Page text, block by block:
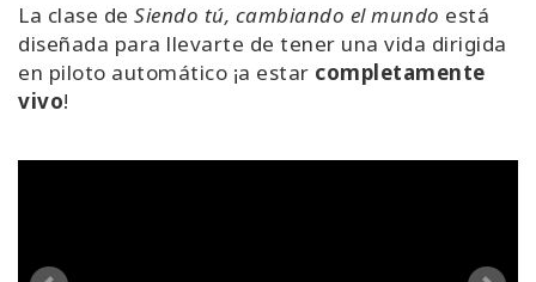
CONTACTO
La clase de Siendo tú, cambiando el mundo está
diseñada para llevarte de tener una vida dirigida
en piloto automático ¡a estar completamente
vivo!